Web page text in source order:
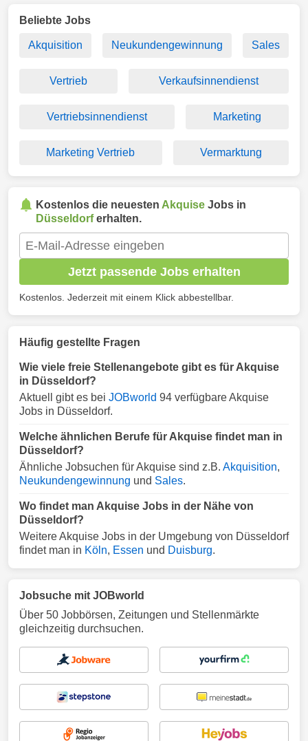
Beliebte Jobs
Akquisition Neukundengewinnung Sales
Vertrieb Verkaufsinnendienst
Vertriebsinnendienst Marketing
Marketing Vertrieb Vermarktung
Kostenlos die neuesten Akquise Jobs in
Düsseldorferhalten.
Jetzt passende Jobs erhalten
Kostenlos. Jederzeit mit einem Klick abbestellbar.
Häufig gestellte Fragen
Wie viele freie Stellenangebote gibt es für Akquise
in Düsseldorf?
Aktuell gibt es bei JOBworld 94 verfügbare Akquise
Jobs in Düsseldorf.
Welche ähnlichen Berufe für Akquise findet man in
Düsseldorf?
Ähnliche Jobsuchen für Akquise sind z.B. Akquisition,
Neukundengewinnung und Sales.
Wo findet man Akquise Jobs in der Nähe von
Düsseldorf?
Weitere Akquise Jobs in der Umgebung von Düsseldorf
findet man in Köln, Essen und Duisburg.
Jobsuche mit JOBworld
Über 50 Jobbörsen, Zeitungen und Stellenmärkte
gleichzeitig durchsuchen.